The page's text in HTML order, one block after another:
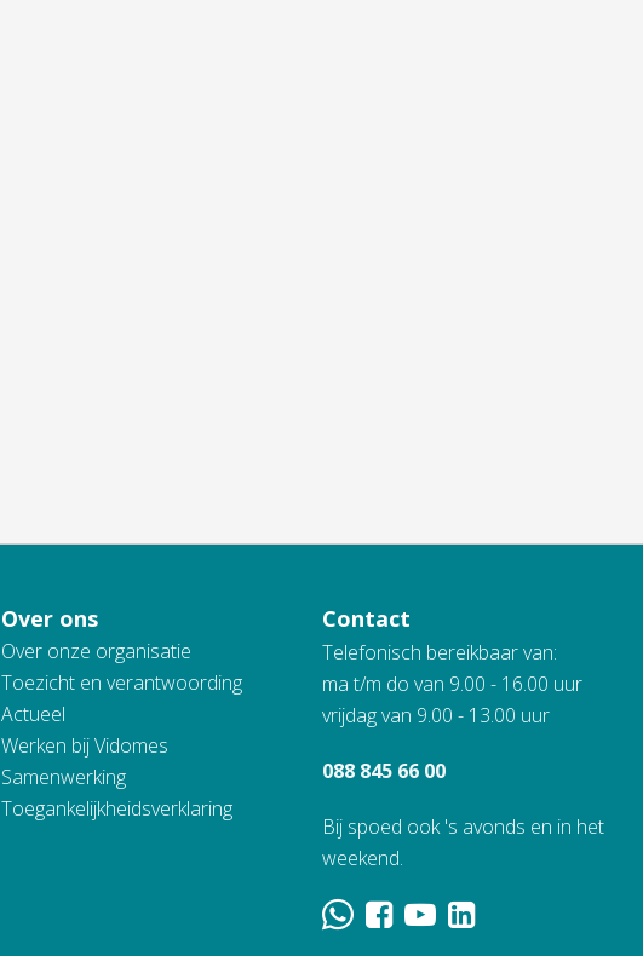
Over ons
Over onze organisatie
Toezicht en verantwoording
Actueel
Werken bij Vidomes
Samenwerking
Toegankelijkheidsverklaring
Contact
Telefonisch bereikbaar van:
ma t/m do van 9.00 - 16.00 uur
vrijdag van 9.00 - 13.00 uur
088 845 66 00
Bij spoed ook 's avonds en in het
weekend.